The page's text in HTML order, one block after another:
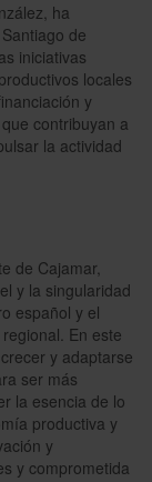
ha
de
iniciativas
locales
y
contribuyan a
la actividad
de Cajamar,
y la singularidad
español y el
En este
y adaptarse
ser más
la esencia de lo
productiva y
y
y comprometida